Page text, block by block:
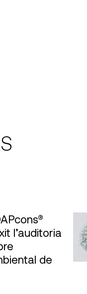
l’auditoria
de